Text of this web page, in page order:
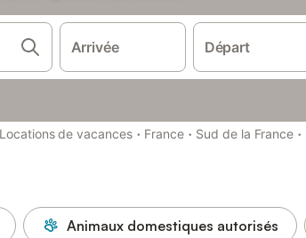
Arrivée Départ
Locations de vacances · France · Sud de la France ·
Animaux domestiques autorisés